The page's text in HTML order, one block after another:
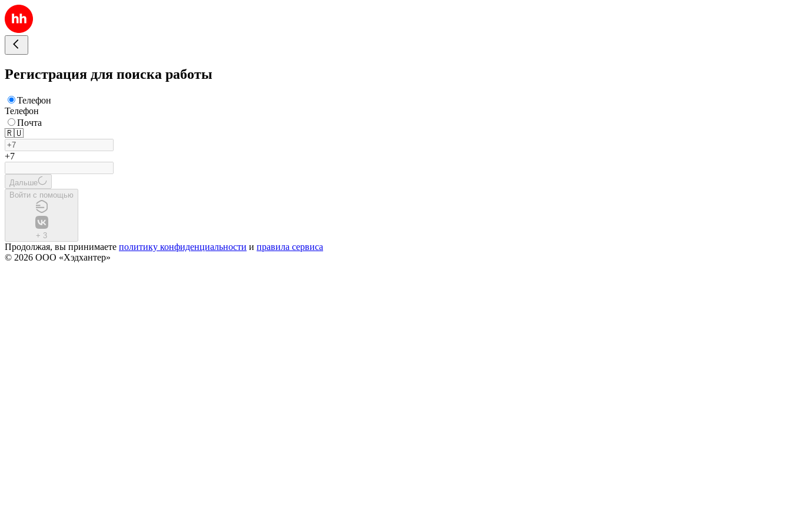
Регистрация для поиска работы
Телефон
Телефон
Почта
🇷🇺
+7
Дальше
Войти с помощью
+ 3
Продолжая, вы принимаете политику конфиденциальности и правила сервиса
© 2026 ООО «Хэдхантер»